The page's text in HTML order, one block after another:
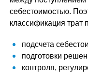
себестоимостью.
классификация трат
подсчета
подготовки
контроля,